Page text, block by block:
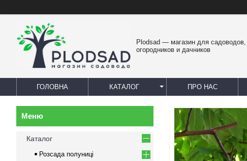
Plodsad — магазин для садоводов,
огородников и дачников
ГОЛОВНА КАТАЛОГ ПРО НАС
Каталог
Розсада полуниці